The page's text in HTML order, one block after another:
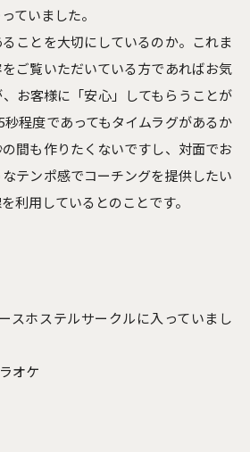
ていました。
ことを大切にしているのか。これま
ご覧いただいている方であればお気
お客様に「安心」してもらうことが
秒程度であってもタイムラグがあるか
間も作りたくないですし、対面でお
テンポ感でコーチングを提供したい
利用しているとのことです。
スホステルサークルに入っていまし
オケ